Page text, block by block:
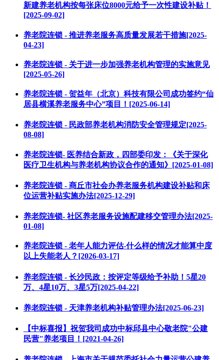
新建养老机构按每张床位8000元给予一次性建设补贴！
[2025-09-02]
养老院连锁 - 推进养老服务高质量发展若干措施[2025-
04-23]
养老院连锁 - 关于进一步加强养老机构管理的实施意见
[2025-05-26]
养老院连锁 - 贺益年（北京）科技有限公司成功签约“仙
居县横溪养老服务中心”项目！[2025-06-14]
养老院连锁 - 民政部养老机构消防安全管理规定[2025-
08-08]
养老院连锁- 医养结合新政，四部委印发：《关于深化
医疗卫生机构与养老机构协议合作的通知》[2025-01-08]
养老院连锁 - 商丘市社会办养老服务机构建设补贴和床
位运营补贴实施办法[2025-12-29]
养老院连锁- 社区养老服务设施配建移交管理办法[2025-
01-08]
养老院连锁 - 老年人能力评估-什么样的情况才能算中度
以上失能老人？[2026-03-17]
养老院连锁 - 长沙民政：按评定等级给予补助！5星20
万、4星10万、3星5万[2025-04-22]
养老院连锁 - 天津养老机构补贴管理办法[2025-06-23]
【中标喜报】祝贺我司成功中标邱县中心敬老院"公建
民营"养老项目！[2021-04-26]